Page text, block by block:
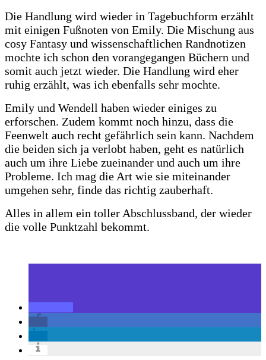
Die Handlung wird wieder in Tagebuchform erzählt
mit einigen Fußnoten von Emily. Die Mischung aus
cosy Fantasy und wissenschaftlichen Randnotizen
mochte ich schon den vorangegangen Büchern und
somit auch jetzt wieder. Die Handlung wird eher
ruhig erzählt, was ich ebenfalls sehr mochte.
Emily und Wendell haben wieder einiges zu
erforschen. Zudem kommt noch hinzu, dass die
Feenwelt auch recht gefährlich sein kann. Nachdem
die beiden sich ja verlobt haben, geht es natürlich
auch um ihre Liebe zueinander und auch um ihre
Probleme. Ich mag die Art wie sie miteinander
umgehen sehr, finde das richtig zauberhaft.
Alles in allem ein toller Abschlussband, der wieder
die volle Punktzahl bekommt.